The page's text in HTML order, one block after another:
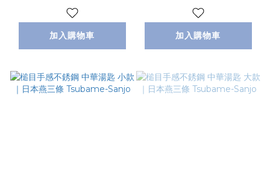
加入購物車 加入購物車